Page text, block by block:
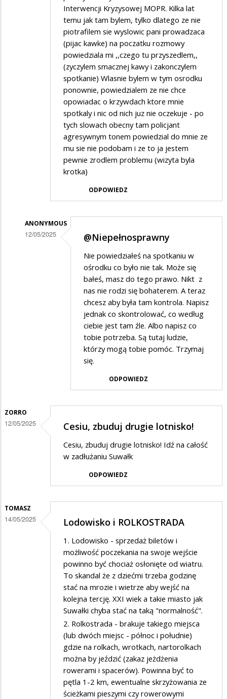
Interwencji Kryzysowej MOPR. Kilka lat
temu jak tam bylem, tylko dlatego ze nie
piotrafilem sie wyslowic pani prowadzaca
(pijac kawke) na poczatku rozmowy
powiedziala mi ,,czego tu przyszedlem,,
(zyczylem smacznej kawy i zakonczylem
spotkanie) Wlasnie bylem w tym osrodku
ponownie, powiedzialem ze nie chce
opowiadac o krzywdach ktore mnie
spotkaly i nic od nich juz nie oczekuje - po
tych slowach obecny tam policjant
agresywnym tonem powiedzial do mnie ze
mu sie nie podobam i ze to ja jestem
pewnie zrodlem problemu (wizyta byla
krotka)
ODPOWIEDZ
ANONYMOUS
12/05/2025
Niepelnosprawny
Interwencji
Kryzysowej
@Niepełnosprawny
Nie powiedziałeś na spotkaniu w
ośrodku co było nie tak. Może się
bałeś, masz do tego prawo. Nikt z
nas nie rodzi się bohaterem. A teraz
chcesz aby była tam kontrola. Napisz
jednak co skontrolować, co według
ciebie jest tam źle. Albo napisz co
tobie potrzeba. Są tutaj ludzie,
którzy mogą tobie pomóc. Trzymaj
się.
ODPOWIEDZ
ZORRO
12/05/2025 Cesiu, zbuduj drugie lotnisko!
Cesiu, zbuduj drugie lotnisko! Idź na całość
w zadłużaniu Suwałk
ODPOWIEDZ
TOMASZ
14/05/2025 Lodowisko i ROLKOSTRADA
1. Lodowisko - sprzedaż biletów i
możliwość poczekania na swoje wejście
powinno być chociaż osłonięte od wiatru.
To skandal że z dziećmi trzeba godzinę
stać na mrozie i wietrze aby wejść na
kolejna tercję. XXI wiek a takie miasto jak
Suwałki chyba stać na taką "normalność".
2. Rolkostrada - brakuje takiego miejsca
(lub dwóch miejsc - północ i południe)
gdzie na rolkach, wrotkach, nartorolkach
można by jeździć (zakaz jeżdżenia
rowerami i spacerów). Powinna być to
pętla 1-2 km, ewentualne skrzyżowania ze
ścieżkami pieszymi czy rowerowymi